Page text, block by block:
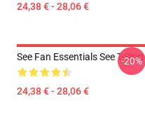
24,38 € - 28,06 €
See Fan Essentials See T-Shirt
24,38 € - 28,06 €
-20%